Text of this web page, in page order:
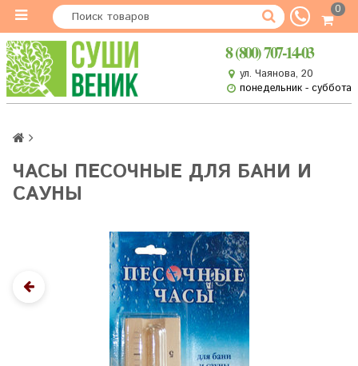
0
8 (800) 707-14-03
ул. Чаянова, 20
понедельник - суббота
ЧАСЫ ПЕСОЧНЫЕ ДЛЯ БАНИ И
САУНЫ